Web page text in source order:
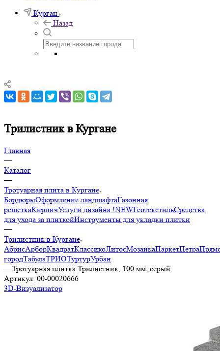
Курган
Назад
Трилистник в Кургане
Главная
—
Каталог
—
Тротуарная плита в Кургане
БордюрыОформление ландшафтаГазонная
решеткаКирпичУслуги дизайна !NEWГеотекстильСредства
для ухода за плиткойИнструменты для укладки плитки
—
Трилистник в Кургане
АбрисАрборКвадратКлассикоЛитосМозаикаПаркетПетра
городТабулаТРИОТуртурУрбан
—Тротуарная плитка Трилистник, 100 мм, серый
Артикул: 00-00020666
3D-Визуализатор